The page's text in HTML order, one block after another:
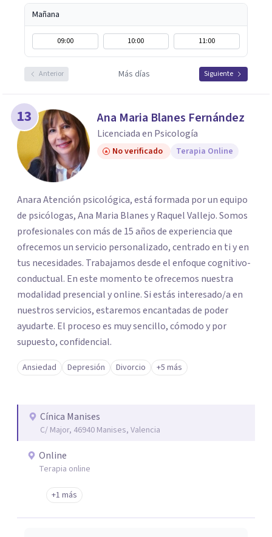
Mañana
09:00 10:00 11:00
Anterior Más días Siguiente
13 Ana Maria Blanes Fernández
Licenciada en Psicología
No verificado Terapia Online
Anara Atención psicológica, está formada por un equipo
de psicólogas, Ana Maria Blanes y Raquel Vallejo. Somos
profesionales con más de 15 años de experiencia que
ofrecemos un servicio personalizado, centrado en ti y en
tus necesidades. Trabajamos desde el enfoque cognitivo-
conductual. En este momento te ofrecemos nuestra
modalidad presencial y online. Si estás interesado/a en
nuestros servicios, estaremos encantadas de poder
ayudarte. El proceso es muy sencillo, cómodo y por
supuesto, confidencial.
Ansiedad Depresión Divorcio +5 más
Cínica Manises
C/ Major, 46940 Manises, Valencia
Online
Terapia online
+1 más